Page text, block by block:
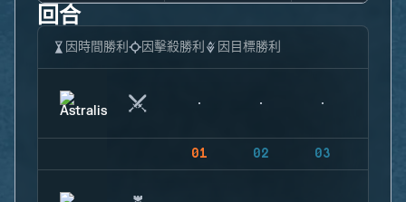
回合
因時間勝利 因擊殺勝利 因目標勝利
01 02 03